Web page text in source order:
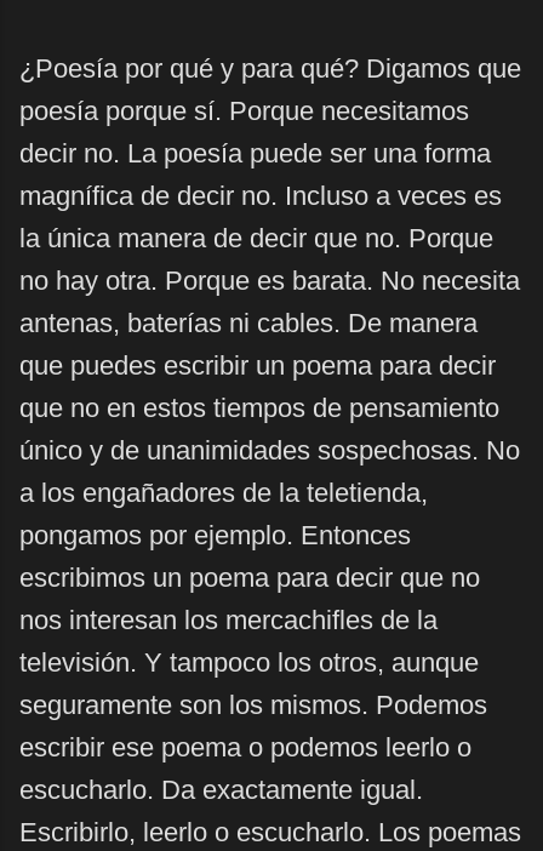
¿Poesía por qué y para qué? Digamos que
poesía porque sí. Porque necesitamos
decir no. La poesía puede ser una forma
magnífica de decir no. Incluso a veces es
la única manera de decir que no. Porque
no hay otra. Porque es barata. No necesita
antenas, baterías ni cables. De manera
que puedes escribir un poema para decir
que no en estos tiempos de pensamiento
único y de unanimidades sospechosas. No
a los engañadores de la teletienda,
pongamos por ejemplo. Entonces
escribimos un poema para decir que no
nos interesan los mercachifles de la
televisión. Y tampoco los otros, aunque
seguramente son los mismos. Podemos
escribir ese poema o podemos leerlo o
escucharlo. Da exactamente igual.
Escribirlo, leerlo o escucharlo. Los poemas